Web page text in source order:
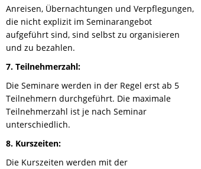
Anreisen, Übernachtungen und Verpflegungen,
die nicht explizit im Seminarangebot
aufgeführt sind, sind selbst zu organisieren
und zu bezahlen.
7. Teilnehmerzahl:
Die Seminare werden in der Regel erst ab 5
Teilnehmern durchgeführt. Die maximale
Teilnehmerzahl ist je nach Seminar
unterschiedlich.
8. Kurszeiten:
Die Kurszeiten werden mit der